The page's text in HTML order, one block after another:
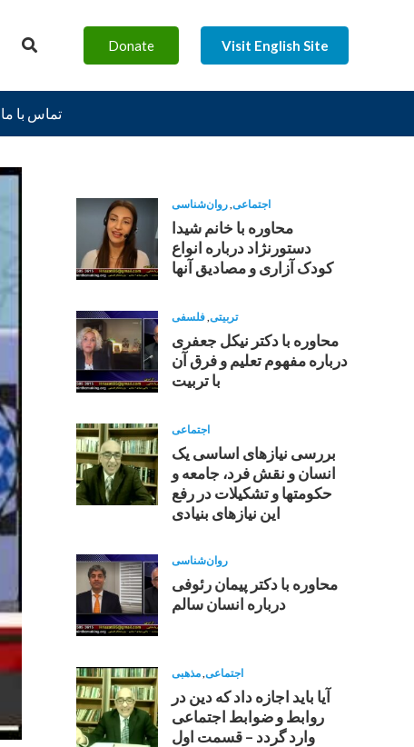
Donate Visit English Site
تماس با ما
اجتماعی,روان‌شناسی
محاوره با خانم شیدا
دستورنژاد درباره انواع
کودک آزاری و مصادیق آنها
تربیتی,فلسفی
محاوره با دکتر نیکل جعفری
درباره مفهوم تعلیم و فرق آن
با تربیت
اجتماعی
بررسی نیازهای اساسی یک
انسان و نقش فرد، جامعه و
حکومتها و تشکیلات در رفع
این نیازهای بنیادی
روان‌شناسی
محاوره با دکتر پیمان رئوفی
درباره انسان سالم
اجتماعی,مذهبی
آیا باید اجازه داد که دین در
روابط و ضوابط اجتماعی
وارد گردد – قسمت اول